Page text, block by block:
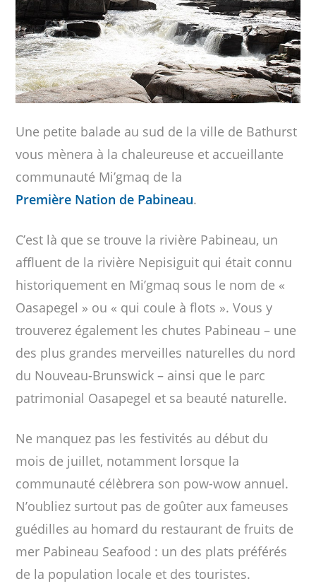
Une petite balade au sud de la ville de Bathurst
vous mènera à la chaleureuse et accueillante
communauté Mi’gmaq de la
Première Nation de Pabineau.
C’est là que se trouve la rivière Pabineau, un
affluent de la rivière Nepisiguit qui était connu
historiquement en Mi’gmaq sous le nom de «
Oasapegel » ou « qui coule à flots ». Vous y
trouverez également les chutes Pabineau – une
des plus grandes merveilles naturelles du nord
du Nouveau-Brunswick – ainsi que le parc
patrimonial Oasapegel et sa beauté naturelle.
Ne manquez pas les festivités au début du
mois de juillet, notamment lorsque la
communauté célèbrera son pow-wow annuel.
N’oubliez surtout pas de goûter aux fameuses
guédilles au homard du restaurant de fruits de
mer Pabineau Seafood : un des plats préférés
de la population locale et des touristes.